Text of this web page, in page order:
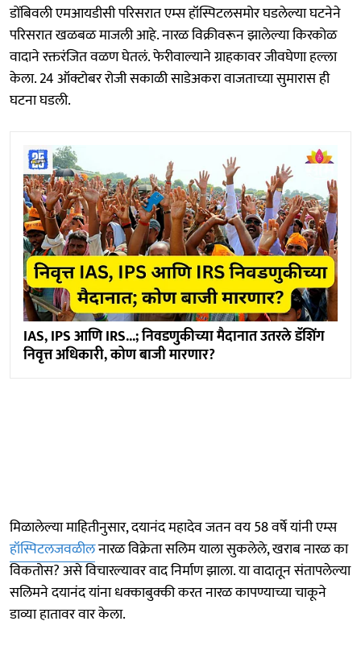
डोंबिवली एमआयडीसी परिसरात एम्स हॉस्पिटलसमोर घडलेल्या घटनेने
परिसरात खळबळ माजली आहे. नारळ विक्रीवरून झालेल्या किरकोळ
वादाने रक्तरंजित वळण घेतलं. फेरीवाल्याने ग्राहकावर जीवघेणा हल्ला
केला. 24 ऑक्टोबर रोजी सकाळी साडेअकरा वाजताच्या सुमारास ही
घटना घडली.
IAS, IPS आणि IRS...; निवडणुकीच्या मैदानात उतरले डॅशिंग
निवृत्त अधिकारी, कोण बाजी मारणार?
मिळालेल्या माहितीनुसार, दयानंद महादेव जतन वय 58 वर्षे यांनी एम्स
हॉस्पिटलजवळीलनारळ विक्रेता सलिम याला सुकलेले, खराब नारळ का
विकतोस? असे विचारल्यावर वाद निर्माण झाला. या वादातून संतापलेल्या
सलिमने दयानंद यांना धक्काबुक्की करत नारळ कापण्याच्या चाकूने
डाव्या हातावर वार केला.